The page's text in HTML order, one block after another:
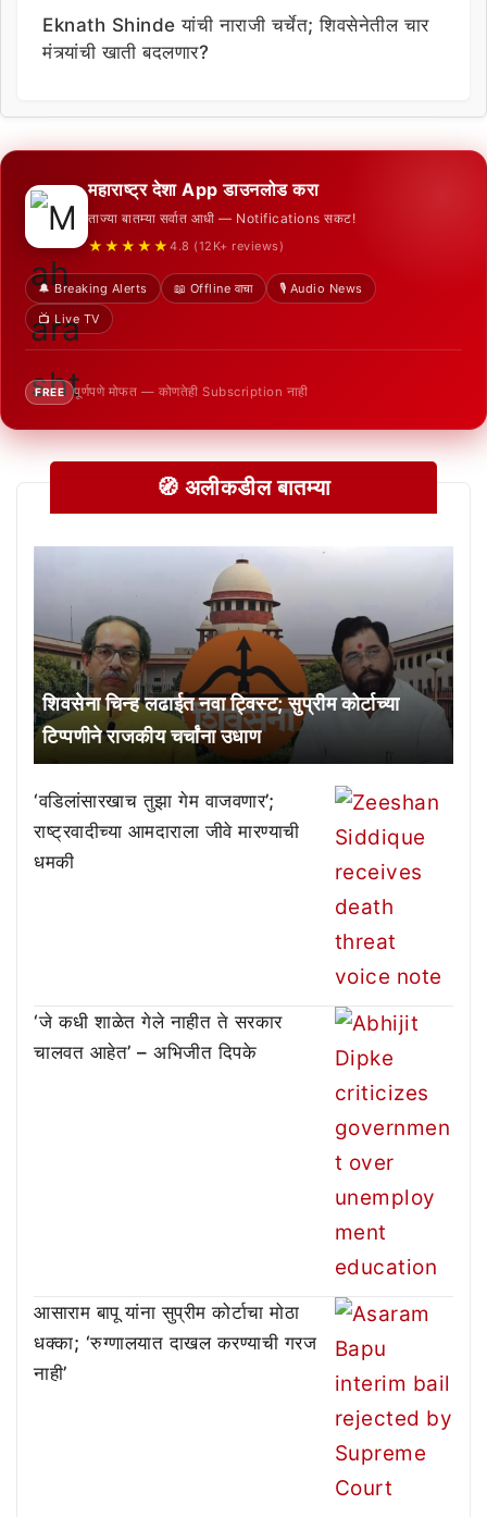
Eknath Shinde यांची नाराजी चर्चेत; शिवसेनेतील चार
मंत्र्यांची खाती बदलणार?
महाराष्ट्र देशा App डाउनलोड करा
ताज्या बातम्या सर्वात आधी — Notifications सकट!
★★★★★ 4.8 (12K+ reviews)
🔔 Breaking Alerts 📖 Offline वाचा
🎙️ Audio News
📺 Live TV
FREE पूर्णपणे मोफत — कोणतेही Subscription नाही
🧭 अलीकडील बातम्या
शिवसेना चिन्ह लढाईत नवा ट्विस्ट; सुप्रीम कोर्टाच्या
टिप्पणीने राजकीय चर्चांना उधाण
‘वडिलांसारखाच तुझा गेम वाजवणार’;
राष्ट्रवादीच्या आमदाराला जीवे मारण्याची
धमकी
‘जे कधी शाळेत गेले नाहीत ते सरकार
चालवत आहेत’ – अभिजीत दिपके
आसाराम बापू यांना सुप्रीम कोर्टाचा मोठा
धक्का; ‘रुग्णालयात दाखल करण्याची गरज
नाही’